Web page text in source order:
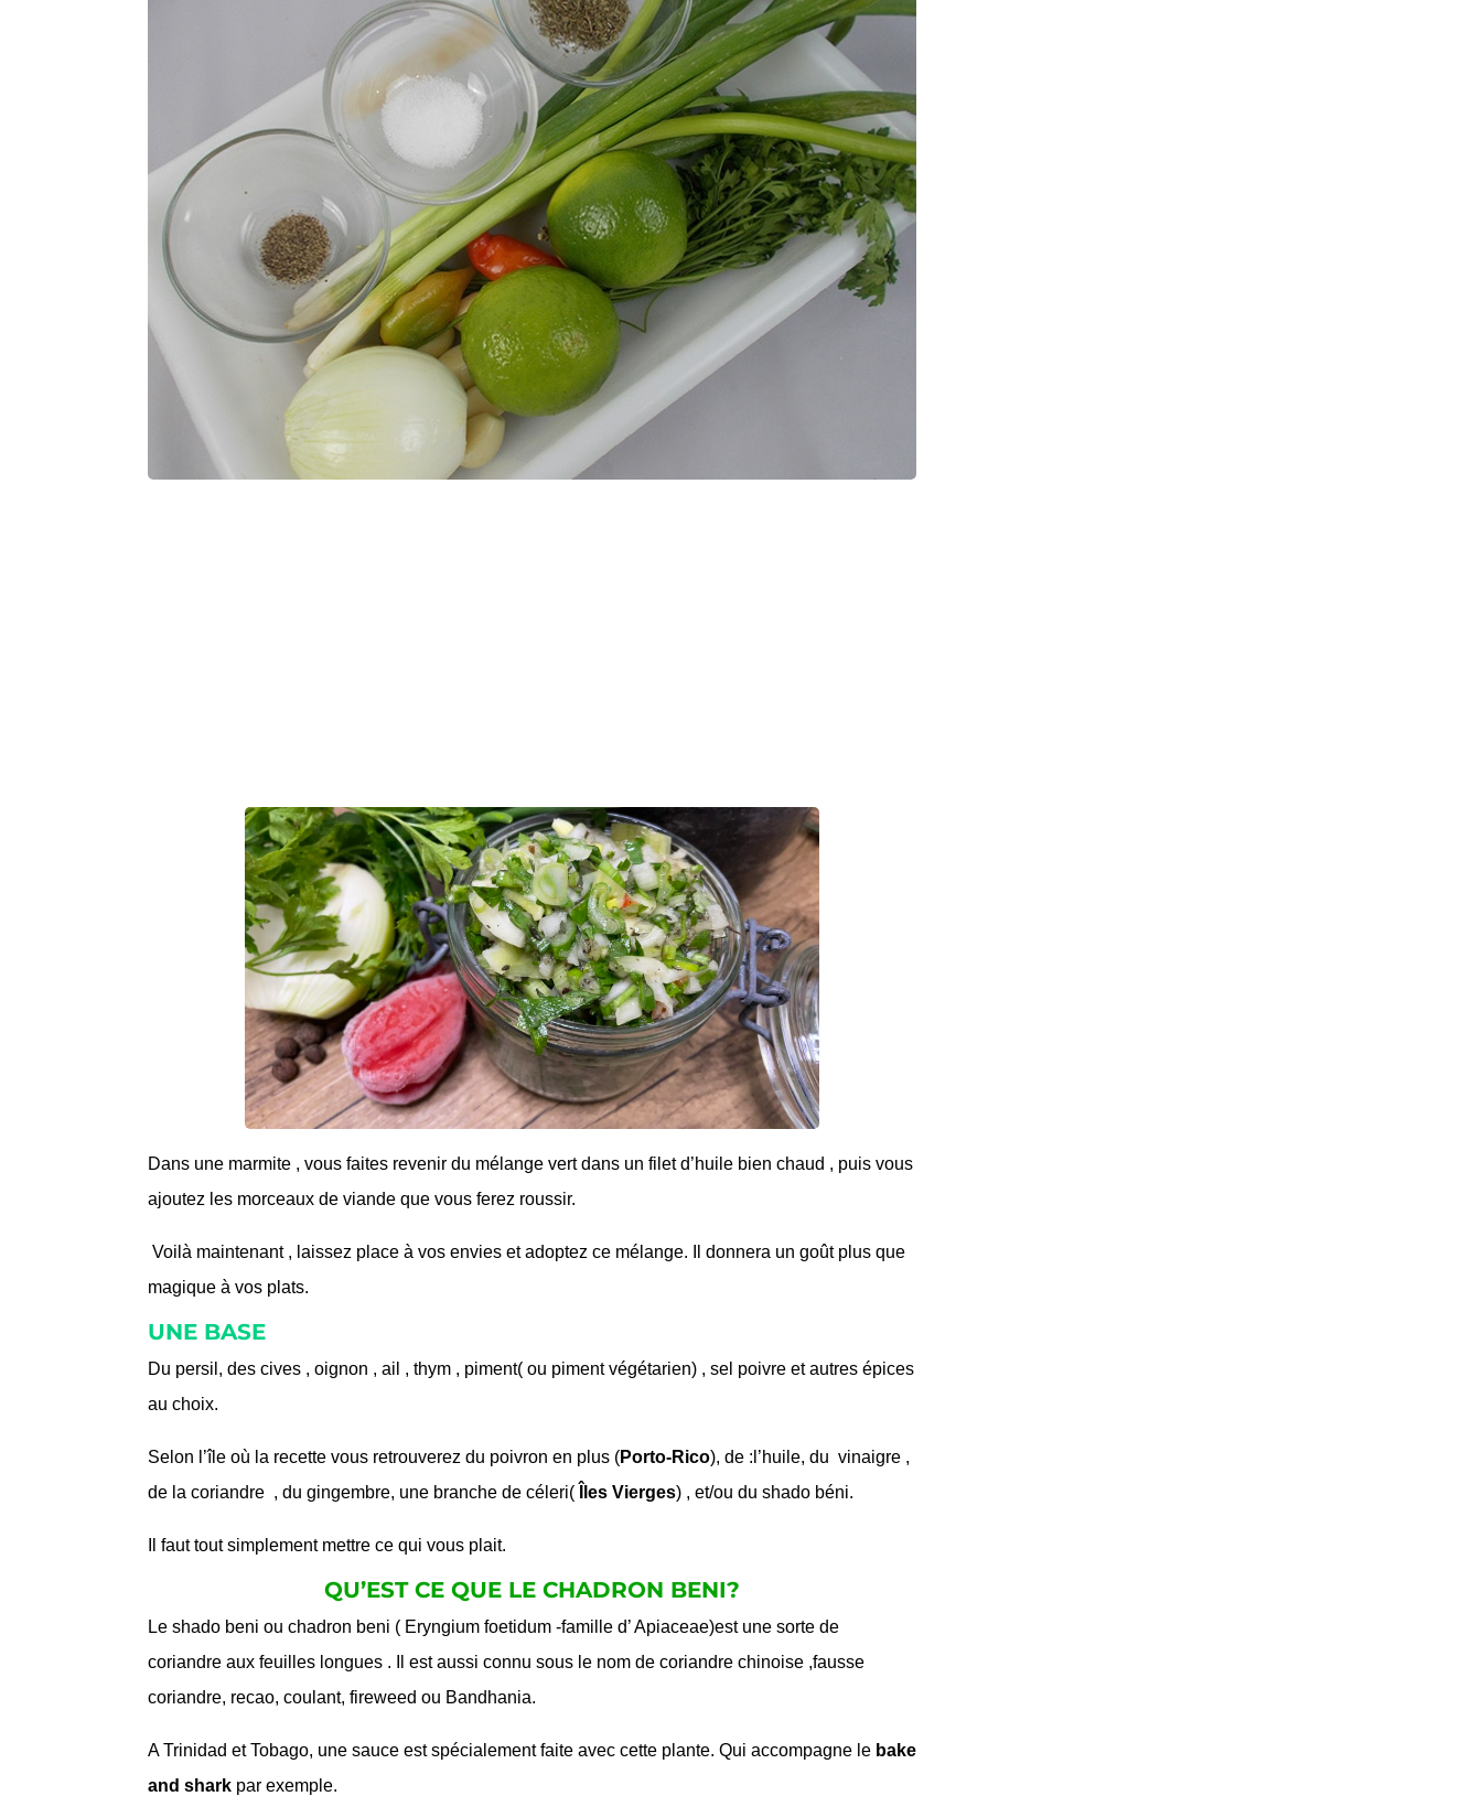
Dans une marmite , vous faites revenir du mélange vert dans un filet d’huile bien chaud , puis vous
ajoutez les morceaux de viande que vous ferez roussir.
Voilà maintenant , laissez place à vos envies et adoptez ce mélange. Il donnera un goût plus que
magique à vos plats.
UNE BASE
Du persil, des cives , oignon , ail , thym , piment( ou piment végétarien) , sel poivre et autres épices
au choix.
Selon l’île où la recette vous retrouverez du poivron en plus (Porto-Rico), de :l’huile, du vinaigre ,
de la coriandre , du gingembre, une branche de céleri(
Îles Vierges) , et/ou du shado béni.
Il faut tout simplement mettre ce qui vous plait.
QU’EST CE QUE LE CHADRON BENI?
Le shado beni ou chadron beni ( Eryngium foetidum -famille d’ Apiaceae)est une sorte de
coriandre aux feuilles longues . Il est aussi connu sous le nom de coriandre chinoise ,fausse
coriandre, recao, coulant, fireweed ou Bandhania.
A Trinidad et Tobago, une sauce est spécialement faite avec cette plante. Qui accompagne le bake
and shark par exemple.